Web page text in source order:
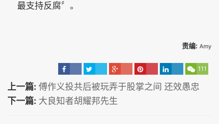
最支持反腐〞。
责编: Amy
111
上一篇: 傅作义投共后被玩弄于股掌之间 还效愚忠
下一篇: 大良知者胡耀邦先生